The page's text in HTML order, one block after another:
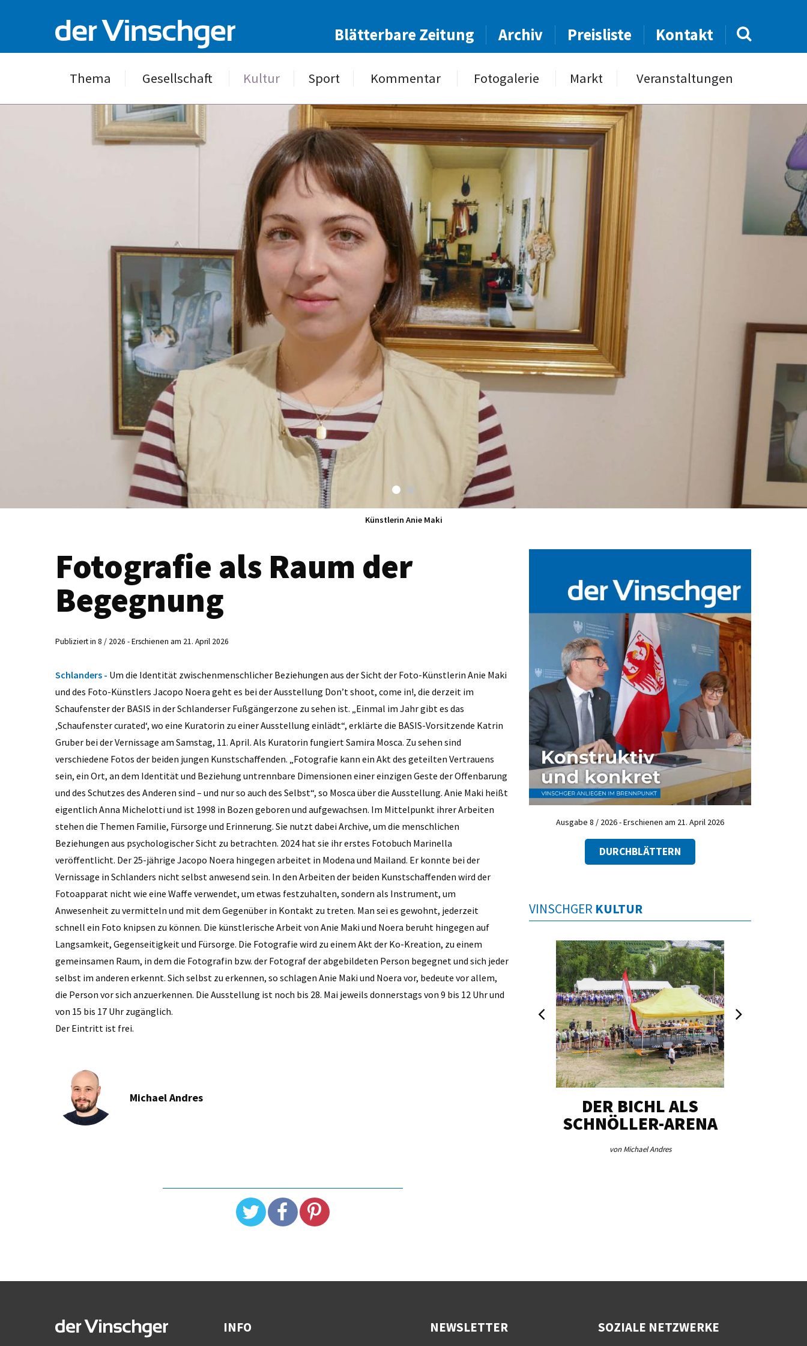
Blätterbare Zeitung Archiv Preisliste Kontakt
Thema Gesellschaft Kultur Sport Kommentar Fotogalerie Markt Veranstaltungen
Künstlerin Anie Maki
Fotografie als Raum der
Begegnung
Publiziert in 8 / 2026 - Erschienen am 21. April 2026
Schlanders - Um die Identität zwischenmenschlicher Beziehungen aus der Sicht der Foto-Künstlerin Anie Maki
und des Foto-Künstlers Jacopo Noera geht es bei der Ausstellung Don’t shoot, come in!, die derzeit im
Schaufenster der BASIS in der Schlanderser Fußgängerzone zu sehen ist. „Einmal im Jahr gibt es das
‚Schaufenster curated‘, wo eine Kuratorin zu einer Ausstellung einlädt“, erklärte die BASIS-Vorsitzende Katrin
Gruber bei der Vernissage am Samstag, 11. April. Als Kuratorin fungiert Samira Mosca. Zu sehen sind
verschiedene Fotos der beiden jungen Kunstschaffenden. „Fotografie kann ein Akt des geteilten Vertrauens
sein, ein Ort, an dem Identität und Beziehung untrennbare Dimensionen einer einzigen Geste der Offenbarung
und des Schutzes des Anderen sind – und nur so auch des Selbst“, so Mosca über die Ausstellung. Anie Maki heißt
eigentlich Anna Michelotti und ist 1998 in Bozen geboren und aufgewachsen. Im Mittelpunkt ihrer Arbeiten
stehen die Themen Familie, Fürsorge und Erinnerung. Sie nutzt dabei Archive, um die menschlichen
Beziehungen aus psychologischer Sicht zu betrachten. 2024 hat sie ihr erstes Fotobuch Marinella
veröffentlicht. Der 25-jährige Jacopo Noera hingegen arbeitet in Modena und Mailand. Er konnte bei der
Vernissage in Schlanders nicht selbst anwesend sein. In den Arbeiten der beiden Kunstschaffenden wird der
Fotoapparat nicht wie eine Waffe verwendet, um etwas festzuhalten, sondern als Instrument, um
Anwesenheit zu vermitteln und mit dem Gegenüber in Kontakt zu treten. Man sei es gewohnt, jederzeit
schnell ein Foto knipsen zu können. Die künstlerische Arbeit von Anie Maki und Noera beruht hingegen auf
Langsamkeit, Gegenseitigkeit und Fürsorge. Die Fotografie wird zu einem Akt der Ko-Kreation, zu einem
gemeinsamen Raum, in dem die Fotografin bzw. der Fotograf der abgebildeten Person begegnet und sich jeder
selbst im anderen erkennt. Sich selbst zu erkennen, so schlagen Anie Maki und Noera vor, bedeute vor allem,
die Person vor sich anzuerkennen. Die Ausstellung ist noch bis 28. Mai jeweils donnerstags von 9 bis 12 Uhr und
von 15 bis 17 Uhr zugänglich.
Der Eintritt ist frei.
Michael Andres
Ausgabe 8 / 2026 - Erschienen am 21. April 2026
DURCHBLÄTTERN
VINSCHGER KULTUR
DER BICHL ALS
SCHNÖLLER-ARENA
von Michael Andres
INFO NEWSLETTER SOZIALE NETZWERKE